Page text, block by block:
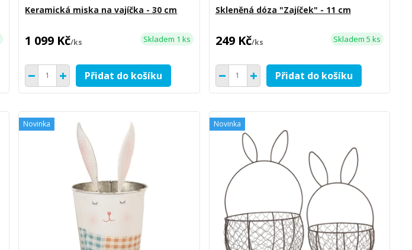
Keramická miska na vajíčka - 30 cm
1 099 Kč/ks Skladem 1 ks
Přidat do košíku
Skleněná dóza "Zajíček" - 11 cm
249 Kč/ks Skladem 5 ks
Přidat do košíku
Novinka Novinka